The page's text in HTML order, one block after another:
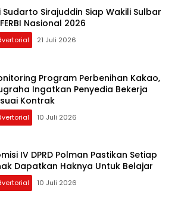
Sudarto Sirajuddin Siap Wakili Sulbar
Nasional 2026
21 Juli 2026
Program Perbenihan Kakao,
Ingatkan Penyedia Bekerja
Kontrak
10 Juli 2026
IV DPRD Polman Pastikan Setiap
Dapatkan Haknya Untuk Belajar
10 Juli 2026